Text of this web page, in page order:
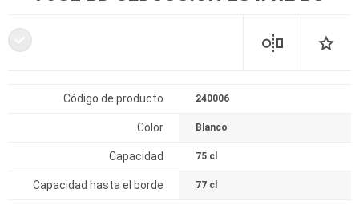
Código de producto 240006
Color Blanco
Capacidad 75 cl
Capacidad hasta el borde 77 cl